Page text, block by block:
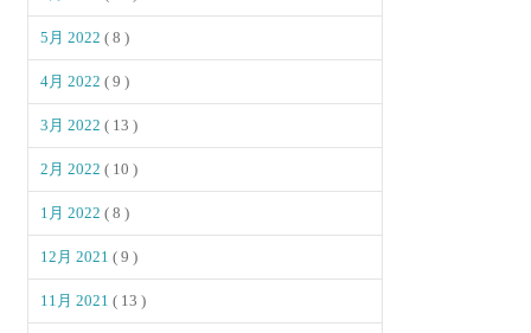
5月 2022( 8 )
4月 2022( 9 )
3月 2022( 13 )
2月 2022( 10 )
1月 2022( 8 )
12月 2021( 9 )
11月 2021( 13 )